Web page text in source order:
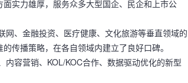
实力雄厚，服务众多大型国企、民企和上市公
网、金融投资、医疗健康、文化旅游等垂直领域的
传播策略，在各自领域内建立了良好口碑。
内容营销、KOL/KOC合作、数据驱动优化的新型